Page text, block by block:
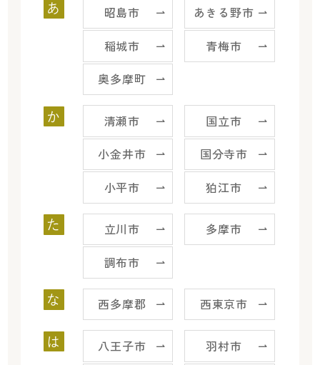
あ 昭島市
あきる野市
稲城市
青梅市
奥多摩町
か 清瀬市
国立市
小金井市
国分寺市
小平市
狛江市
た 立川市
多摩市
調布市
な 西多摩郡 西東京市
は 八王子市
羽村市